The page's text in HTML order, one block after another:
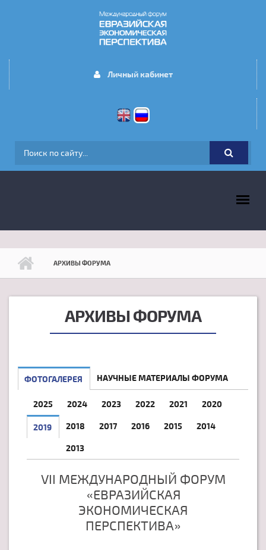
Личный кабинет
ФОРМА ПОИСКА
АРХИВЫ ФОРУМА
АРХИВЫ ФОРУМА
ФОТОГАЛЕРЕЯ НАУЧНЫЕ МАТЕРИАЛЫ ФОРУМА
2025 2024 2023 2022 2021 2020
2019 2018 2017 2016 2015 2014
2013
VII МЕЖДУНАРОДНЫЙ ФОРУМ
«ЕВРАЗИЙСКАЯ
ЭКОНОМИЧЕСКАЯ
ПЕРСПЕКТИВА»